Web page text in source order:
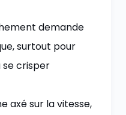
demande
surtout pour
se crisper
axé sur la vitesse,